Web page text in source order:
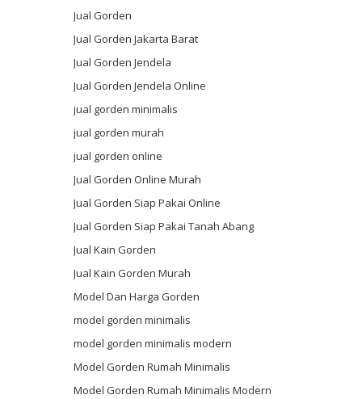
Jual Gorden
Jual Gorden Jakarta Barat
Jual Gorden Jendela
Jual Gorden Jendela Online
jual gorden minimalis
jual gorden murah
jual gorden online
Jual Gorden Online Murah
Jual Gorden Siap Pakai Online
Jual Gorden Siap Pakai Tanah Abang
Jual Kain Gorden
Jual Kain Gorden Murah
Model Dan Harga Gorden
model gorden minimalis
model gorden minimalis modern
Model Gorden Rumah Minimalis
Model Gorden Rumah Minimalis Modern